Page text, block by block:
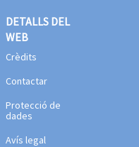
DETALLS DEL
WEB
Crèdits
Contactar
Protecció de
dades
Avís legal